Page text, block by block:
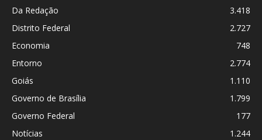
Da Redação
3.418
Distrito Federal
2.727
Economia
748
Entorno
2.774
Goiás
1.110
Governo de Brasília
1.799
Governo Federal
177
Notícias
1.244